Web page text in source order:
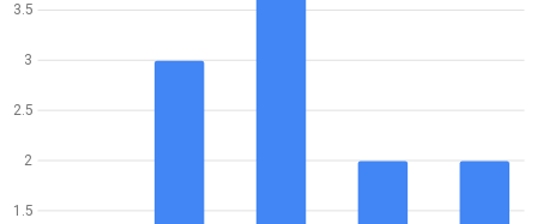
1.5
2
2.5
3
3.5